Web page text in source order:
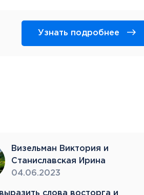
Узнать подробнее
Визельман Виктория и
Станиславская Ирина
04.06.2023
слова восторга и